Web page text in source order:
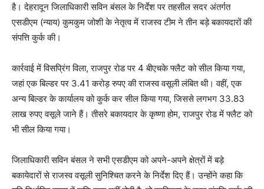
है। देहरादून जिलाधिकारी सविन बंसल के निर्देश पर तहसील सदर अंतर्गत
एसडीएम (न्याय) कुमकुम जोशी के नेतृत्व में राजस्व टीम ने तीन बड़े बकायदारों की
संपत्ति कुर्क की।
कार्रवाई में विसप्रिंग विला, राजपुर रोड पर 4 बीएचके फ्लैट को सील किया गया,
जहां एक बिल्डर पर 3.41 करोड़ रुपए की राजस्व वसूली लंबित थी। वहीं, एक
अन्य बिल्डर के कार्यालय को कुर्क कर सील किया गया, जिससे लगभग 33.83
लाख रुपए वसूले जाने हैं। तीसरे बकायदार के कृष्णा होम, राजपुर रोड में फ्लैट को
भी सील किया गया।
जिलाधिकारी सविन बंसल ने सभी एसडीएम को अपने-अपने क्षेत्रों में बड़े
बकायेदारों से राजस्व वसूली सुनिश्चित करने के निर्देश दिए हैं। उन्होंने कहा कि